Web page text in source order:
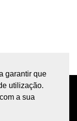
garantir que
utilização.
a sua